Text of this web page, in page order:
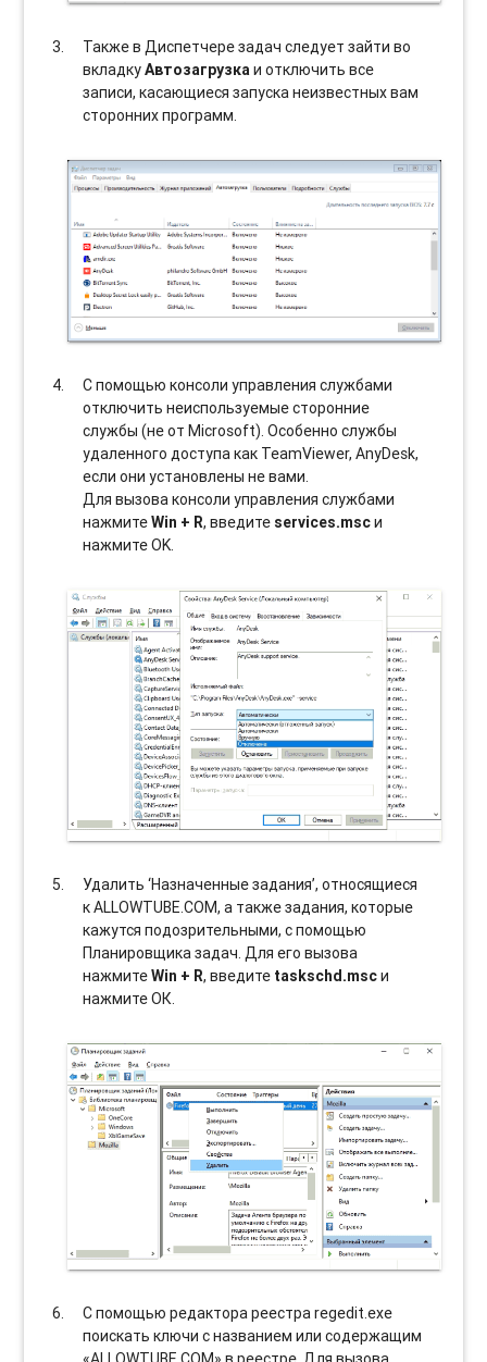
Также в Диспетчере задач следует зайти во
вкладкуАвтозагрузкаи отключить все
записи, касающиеся запуска неизвестных вам
сторонних программ.
С помощью консоли управления службами
отключить неиспользуемые сторонние
службы (не от Microsoft). Особенно службы
удаленного доступа как TeamViewer, AnyDesk,
если они установлены не вами.
Для вызова консоли управления службами
нажмитеWin + R, введите services.mscи
нажмите OK.
Удалить ‘Назначенные задания’, относящиеся
к ALLOWTUBE.COM, а также задания, которые
кажутся подозрительными, с помощью
Планировщика задач. Для его вызова
нажмитеWin + R, введите taskschd.mscи
нажмите ОК.
С помощью редактора реестра regedit.exe
поискать ключи с названием или содержащим